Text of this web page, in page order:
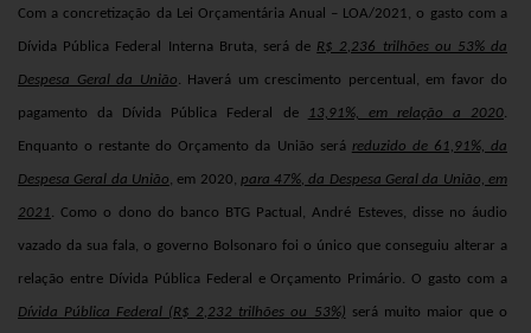
Com a concretização da Lei Orçamentária Anual – LOA/2021, o gasto com a
Dívida Pública Federal Interna Bruta, será de R$ 2,236 trilhões ou 53% da
Despesa Geral da União. Haverá um crescimento percentual, em favor do
pagamento da Dívida Pública Federal de 13,91%, em relação a 2020.
Enquanto o restante do Orçamento da União será reduzido de 61,91%, da
Despesa Geral da União, em 2020, para 47%, da Despesa Geral da União, em
2021. Como o dono do banco BTG Pactual, André Esteves, disse no áudio
vazado da sua fala, o governo Bolsonaro foi o único que conseguiu alterar a
relação entre Dívida Pública Federal e Orçamento Primário. O gasto com a
Dívida Pública Federal (R$ 2,232 trilhões ou 53%) será muito maior que o